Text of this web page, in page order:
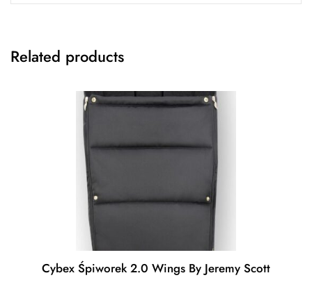
Related products
Cybex Śpiworek 2.0 Wings By Jeremy Scott